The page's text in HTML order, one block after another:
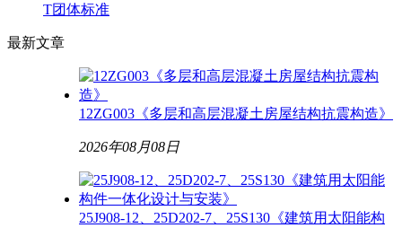
T团体标准
最新文章
12ZG003《多层和高层混凝土房屋结构抗震构造》
2026年08月08日
25J908-12、25D202-7、25S130《建筑用太阳能构